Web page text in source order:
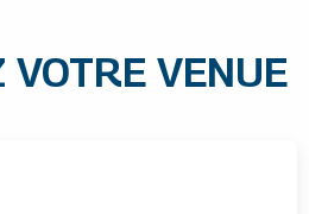
VOTRE VENUE